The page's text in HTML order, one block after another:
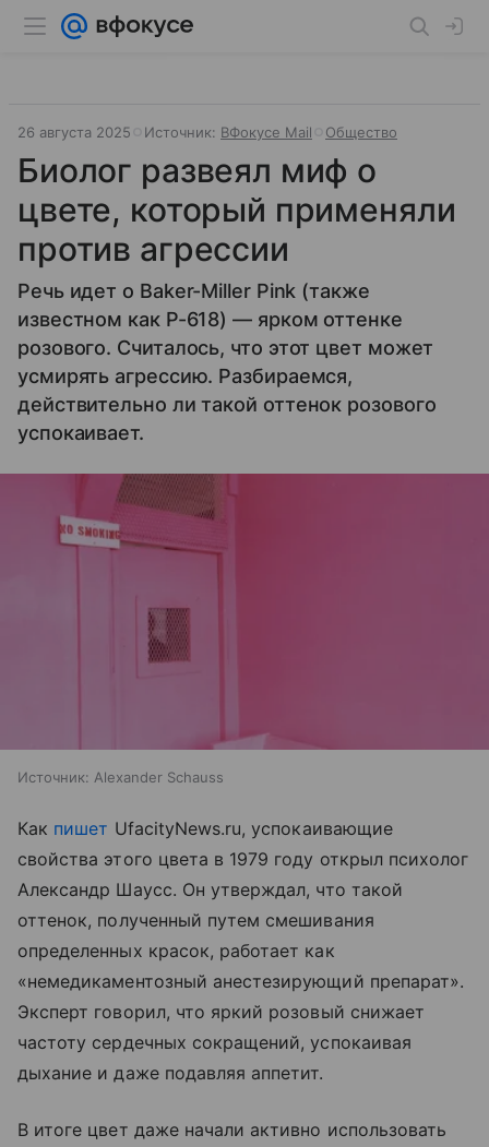
26 августа 2025 Источник: ВФокусе Mail Общество
Биолог развеял миф о
цвете, который применяли
против агрессии
Речь идет о Baker-Miller Pink (также
известном как P-618) — ярком оттенке
розового. Считалось, что этот цвет может
усмирять агрессию. Разбираемся,
действительно ли такой оттенок розового
успокаивает.
Источник: Alexander Schauss
Как пишет UfacityNews.ru, успокаивающие
свойства этого цвета в 1979 году открыл психолог
Александр Шаусс. Он утверждал, что такой
оттенок, полученный путем смешивания
определенных красок, работает как
«немедикаментозный анестезирующий препарат».
Эксперт говорил, что яркий розовый снижает
частоту сердечных сокращений, успокаивая
дыхание и даже подавляя аппетит.
В итоге цвет даже начали активно использовать